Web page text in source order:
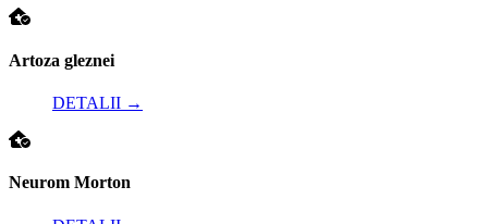
Artoza gleznei
DETALII →
Neurom Morton